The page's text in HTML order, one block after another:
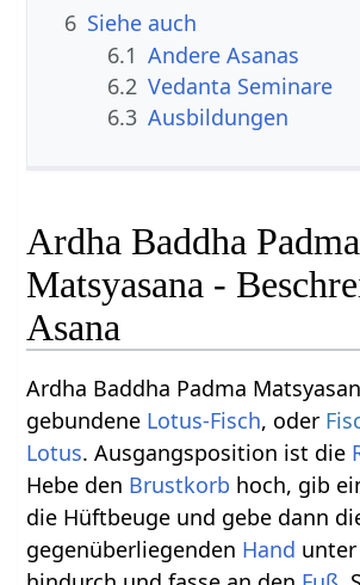
6 Siehe auch
6.1 Andere Asanas
6.2 Vedanta Seminare
6.3 Ausbildungen
Ardha Baddha Padma
Matsyasana -
Asana
Ardha Baddha Padma
gebundene Lotus-Fisch, oder
Lotus. Ausgangsposition ist die
Hebe den Brustkorb hoch, gib
die Hüftbeuge und gebe dann
gegenüberliegenden Hand